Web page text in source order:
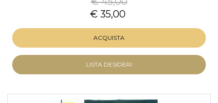
€ 35,00
ACQUISTA
LISTA DESIDERI